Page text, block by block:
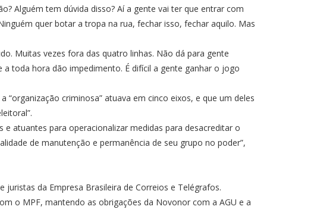
Alguém tem dúvida disso? Aí a gente vai ter que entrar com
quer botar a tropa na rua, fechar isso, fechar aquilo. Mas
Muitas vezes fora das quatro linhas. Não dá para gente
toda hora dão impedimento. É difícil a gente ganhar o jogo
criminosa” atuava em cinco eixos, e que um deles
atuantes para operacionalizar medidas para desacreditar o
de manutenção e permanência de seu grupo no poder”,
da Empresa Brasileira de Correios e Telégrafos.
o MPF, mantendo as obrigações da Novonor com a AGU e a